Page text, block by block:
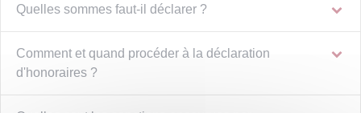
Quelles sommes faut-il déclarer ?
Comment et quand procéder à la déclaration
d'honoraires ?